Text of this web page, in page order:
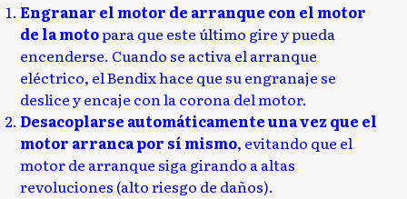
Engranar el motor de arranque con el motor
de la motopara que este último gire y pueda
encenderse. Cuando se activa el arranque
eléctrico, el Bendix hace que su engranaje se
deslice y encaje con la corona del motor.
Desacoplarse automáticamente una vez que el
motor arranca por sí mismo, evitando que el
motor de arranque siga girando a altas
revoluciones (alto riesgo de daños).